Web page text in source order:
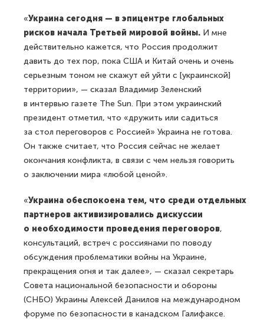
«Украина сегодня — в эпицентре глобальных
рисков начала Третьей мировой войны. И мне
действительно кажется, что Россия продолжит
давить до тех пор, пока США и Китай очень и очень
серьезным тоном не скажут ей уйти с [украинской]
территории», — сказал Владимир Зеленский
в интервью газете The Sun. При этом украинский
президент отметил, что «дружить или садиться
за стол переговоров с Россией» Украина не готова.
Он также считает, что Россия сейчас не желает
окончания конфликта, в связи с чем нельзя говорить
о заключении мира «любой ценой».
«Украина обеспокоена тем, что среди отдельных
партнеров активизировались дискуссии
о необходимости проведения переговоров,
консультаций, встреч с россиянами по поводу
обсуждения проблематики войны на Украине,
прекращения огня и так далее», — сказал секретарь
Совета национальной безопасности и обороны
(СНБО) Украины Алексей Данилов на международном
форуме по безопасности в канадском Галифаксе.